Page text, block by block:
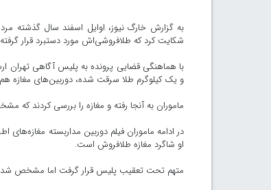
شکایت کرد که طلافروشی‌اش مورد دستبرد قرار
با هماهنگی قضایی پرونده به پلیس آگاهی تهران
و یک کیلوگرم طلا سرقت شده، دوربین‌های
ماموران به آنجا رفته و مغازه را بررسی کردند که
در ادامه ماموران فیلم دوربین مداربسته مغازه‌های
او شاگرد مغازه طلافروش است.
متهم تحت تعقیب پلیس قرار گرفت اما مشخص شد